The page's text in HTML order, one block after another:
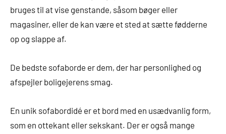
bruges til at vise genstande, såsom bøger eller
magasiner, eller de kan være et sted at sætte fødderne
op og slappe af.
De bedste sofaborde er dem, der har personlighed og
afspejler boligejerens smag.
En unik sofabordidé er et bord med en usædvanlig form,
som en ottekant eller sekskant. Der er også mange